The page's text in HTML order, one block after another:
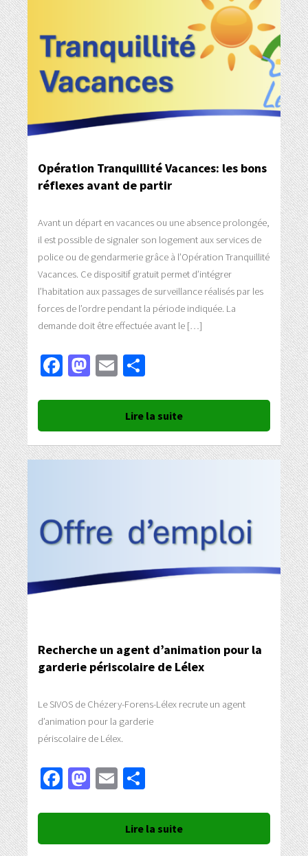
Opération Tranquillité Vacances: les bons
réflexes avant de partir
Avant un départ en vacances ou une absence prolongée,
il est possible de signaler son logement aux services de
police ou de gendarmerie grâce à l’Opération Tranquillité
Vacances. Ce dispositif gratuit permet d’intégrer
l’habitation aux passages de surveillance réalisés par les
forces de l’ordre pendant la période indiquée. La
demande doit être effectuée avant le […]
Facebook
Mastodon
Email
Lire la suite
Recherche un agent d’animation pour la
garderie périscolaire de Lélex
Le SIVOS de Chézery-Forens-Lélex recrute un agent
d’animation pour la garderie
périscolaire de Lélex.
Facebook
Mastodon
Email
Lire la suite